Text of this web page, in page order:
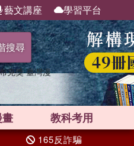
藝文講座 學習平台
搜尋
克獎 臺灣漫
教科考用
165反詐騙